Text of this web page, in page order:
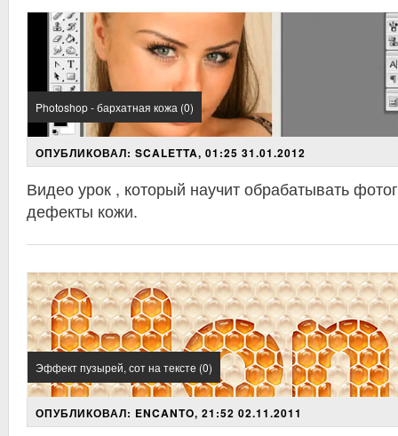
Photoshop - бархатная кожа (0)
ОПУБЛИКОВАЛ: SCALETTA, 01:25 31.01.2012
Видео урок , который научит обрабатывать
дефекты кожи.
Эффект пузырей, сот на тексте (0)
ОПУБЛИКОВАЛ: ENCANTO, 21:52 02.11.2011